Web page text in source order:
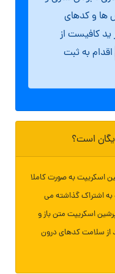
ها و کدهای
ید کافیست از
اقدام به ثبت
است؟
اسکریپت به صورت کاملا
به اشتراک گذاشته می
اسکریپت متن باز و
از سلامت کدهای درون